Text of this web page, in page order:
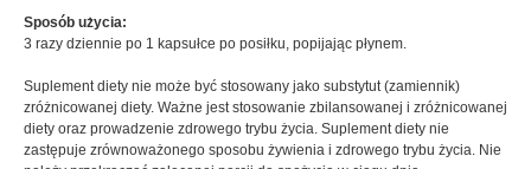
Sposób użycia:
3 razy dziennie po 1 kapsułce po posiłku, popijając płynem.
Suplement diety nie może być stosowany jako substytut (zamiennik)
zróżnicowanej diety. Ważne jest stosowanie zbilansowanej i zróżnicowanej
diety oraz prowadzenie zdrowego trybu życia. Suplement diety nie
zastępuje zrównoważonego sposobu żywienia i zdrowego trybu życia. Nie